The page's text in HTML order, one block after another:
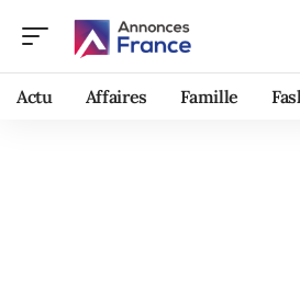
Actu Affaires Famille